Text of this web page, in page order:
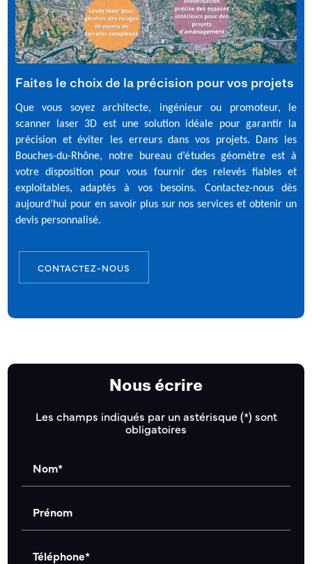
Faites le choix de la précision pour vos projets
Que vous soyez architecte, ingénieur ou promoteur, le
scanner laser 3D est une solution idéale pour garantir la
précision et éviter les erreurs dans vos projets. Dans les
Bouches-du-Rhône, notre bureau d’études géomètre est à
votre disposition pour vous fournir des relevés fiables et
exploitables, adaptés à vos besoins. Contactez-nous dès
aujourd’hui pour en savoir plus sur nos services et obtenir un
devis personnalisé.
CONTACTEZ-NOUS
Nous écrire
Les champs indiqués par un astérisque (*) sont
obligatoires
Nom*
Prénom
Téléphone*